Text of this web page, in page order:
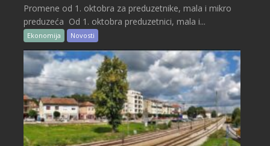
Promene od 1. oktobra za preduzetnike, mala i mikro
preduzeća Od 1. oktobra preduzetnici, mala i...
Ekonomija Novosti